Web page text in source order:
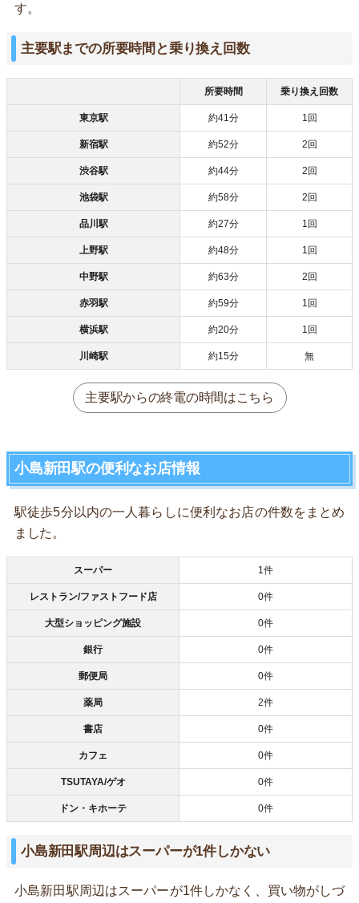
す。
主要駅までの所要時間と乗り換え回数
所要時間 乗り換え回数
東京駅 約41分 1回
新宿駅 約52分 2回
渋谷駅 約44分 2回
池袋駅 約58分 2回
品川駅 約27分 1回
上野駅 約48分 1回
中野駅 約63分 2回
赤羽駅 約59分 1回
横浜駅 約20分 1回
川崎駅 約15分 無
主要駅からの終電の時間はこちら
小島新田駅の便利なお店情報
駅徒歩5分以内の一人暮らしに便利なお店の件数をまとめ
ました。
スーパー 1件
レストラン/ファストフード店 0件
大型ショッピング施設 0件
銀行 0件
郵便局 0件
薬局 2件
書店 0件
カフェ 0件
TSUTAYA/ゲオ 0件
ドン・キホーテ 0件
小島新田駅周辺はスーパーが1件しかない
小島新田駅周辺はスーパーが1件しかなく、買い物がしづ